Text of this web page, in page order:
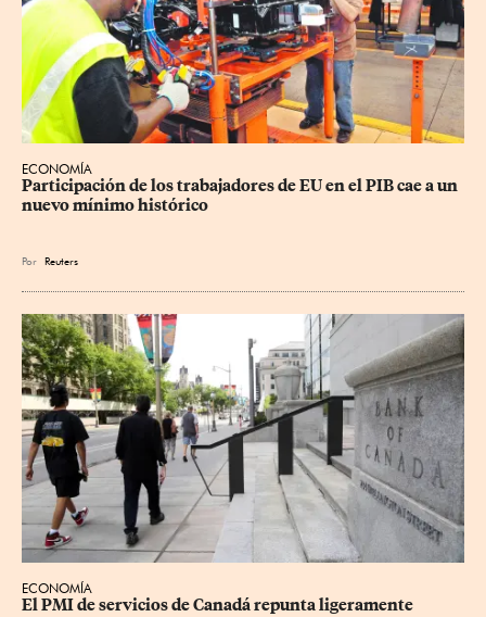
ECONOMÍA
Participación de los trabajadores de EU en el PIB cae a un
nuevo mínimo histórico
Por Reuters
ECONOMÍA
El PMI de servicios de Canadá repunta ligeramente